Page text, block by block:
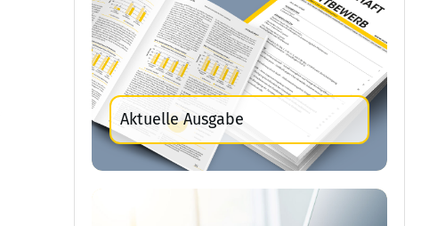
Aktuelle Ausgabe